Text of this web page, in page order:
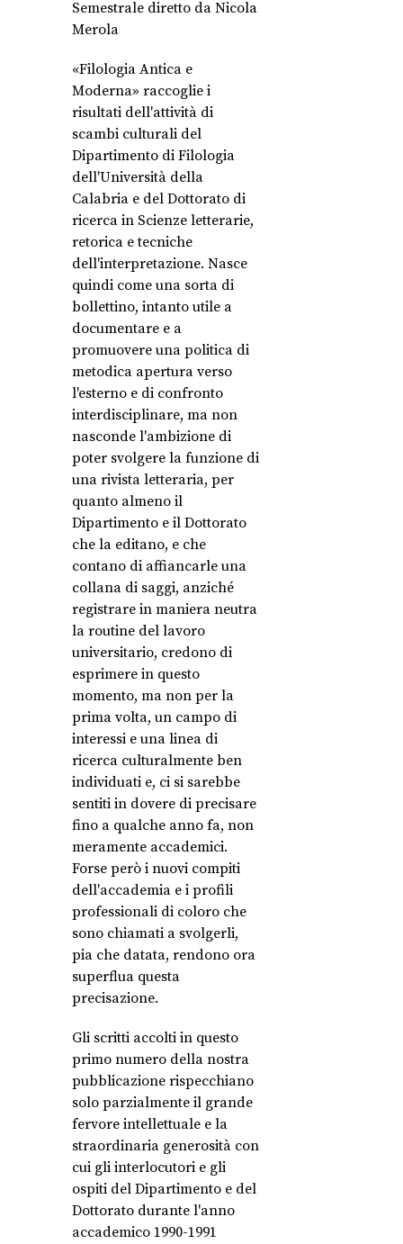
Semestrale diretto da Nicola
Merola
«Filologia Antica e
Moderna» raccoglie i
risultati dell'attività di
scambi culturali del
Dipartimento di Filologia
dell'Università della
Calabria e del Dottorato di
ricerca in Scienze letterarie,
retorica e tecniche
dell'interpretazione. Nasce
quindi come una sorta di
bollettino, intanto utile a
documentare e a
promuovere una politica di
metodica apertura verso
l'esterno e di confronto
interdisciplinare, ma non
nasconde l'ambizione di
poter svolgere la funzione di
una rivista letteraria, per
quanto almeno il
Dipartimento e il Dottorato
che la editano, e che
contano di affiancarle una
collana di saggi, anziché
registrare in maniera neutra
la routine del lavoro
universitario, credono di
esprimere in questo
momento, ma non per la
prima volta, un campo di
interessi e una linea di
ricerca culturalmente ben
individuati e, ci si sarebbe
sentiti in dovere di precisare
fino a qualche anno fa, non
meramente accademici.
Forse però i nuovi compiti
dell'accademia e i profili
professionali di coloro che
sono chiamati a svolgerli,
pia che datata, rendono ora
superflua questa
precisazione.
Gli scritti accolti in questo
primo numero della nostra
pubblicazione rispecchiano
solo parzialmente il grande
fervore intellettuale e la
straordinaria generosità con
cui gli interlocutori e gli
ospiti del Dipartimento e del
Dottorato durante l'anno
accademico 1990-1991